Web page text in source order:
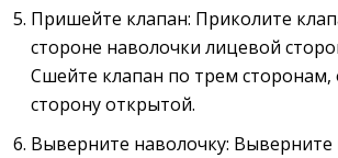
Пришейте клапан: Приколите
стороне наволочки лицевой
Сшейте клапан по трем сторонам,
сторону открытой.
Выверните наволочку: Выверните